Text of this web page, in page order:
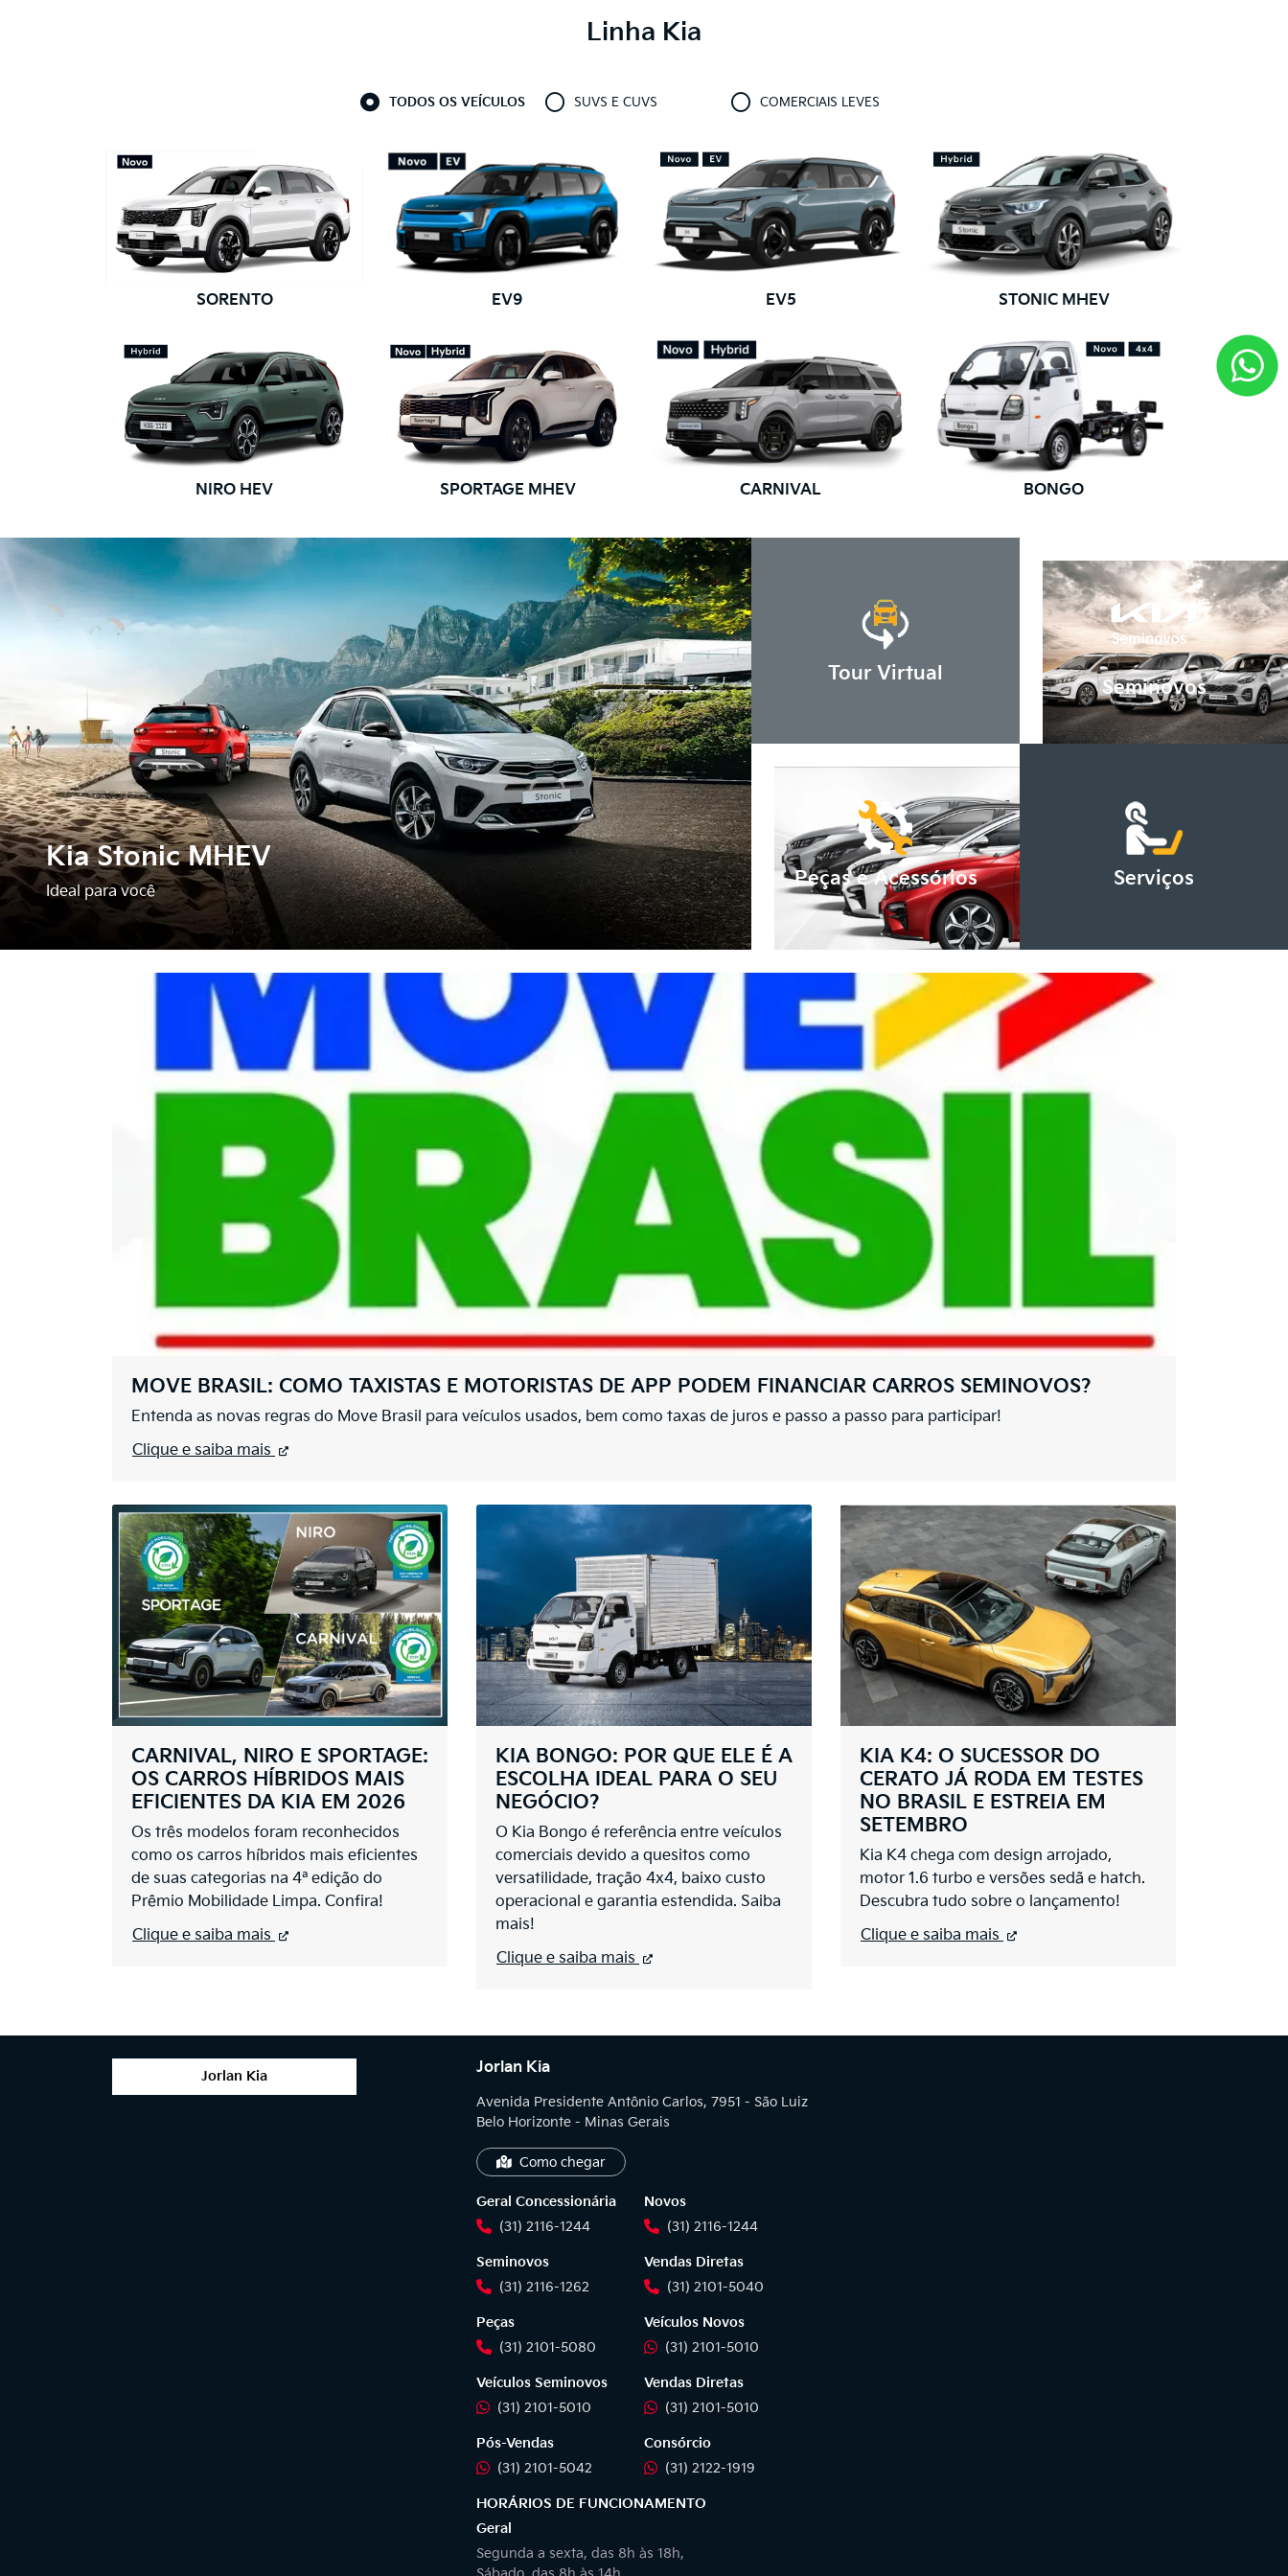
Linha Kia
TODOS OS VEÍCULOS SUVS E CUVS COMERCIAIS LEVES
SORENTO EV9 EV5 STONIC MHEV
NIRO HEV SPORTAGE MHEV CARNIVAL BONGO
Kia Stonic MHEV
Ideal para você
Tour Virtual
Seminovos
Peças e Acessórios Serviços
MOVE BRASIL: COMO TAXISTAS E MOTORISTAS DE APP PODEM FINANCIAR CARROS SEMINOVOS?
Entenda as novas regras do Move Brasil para veículos usados, bem como taxas de juros e passo a passo para participar!
Clique e saiba mais
CARNIVAL, NIRO E SPORTAGE:
OS CARROS HÍBRIDOS MAIS
EFICIENTES DA KIA EM 2026
Os três modelos foram reconhecidos
como os carros híbridos mais eficientes
de suas categorias na 4ª edição do
Prêmio Mobilidade Limpa. Confira!
Clique e saiba mais
KIA BONGO: POR QUE ELE É A
ESCOLHA IDEAL PARA O SEU
NEGÓCIO?
O Kia Bongo é referência entre veículos
comerciais devido a quesitos como
versatilidade, tração 4x4, baixo custo
operacional e garantia estendida. Saiba
mais!
Clique e saiba mais
KIA K4: O SUCESSOR DO
CERATO JÁ RODA EM TESTES
NO BRASIL E ESTREIA EM
SETEMBRO
Kia K4 chega com design arrojado,
motor 1.6 turbo e versões sedã e hatch.
Descubra tudo sobre o lançamento!
Clique e saiba mais
Jorlan Kia Jorlan Kia
Avenida Presidente Antônio Carlos, 7951 - São Luiz
Belo Horizonte - Minas Gerais
Como chegar
Geral Concessionária
(31) 2116-1244
Novos
(31) 2116-1244
Seminovos
(31) 2116-1262
Vendas Diretas
(31) 2101-5040
Peças
(31) 2101-5080
Veículos Novos
(31) 2101-5010
Veículos Seminovos
(31) 2101-5010
Vendas Diretas
(31) 2101-5010
Pós-Vendas
(31) 2101-5042
Consórcio
(31) 2122-1919
HORÁRIOS DE FUNCIONAMENTO
Geral
Segunda a sexta, das 8h às 18h,